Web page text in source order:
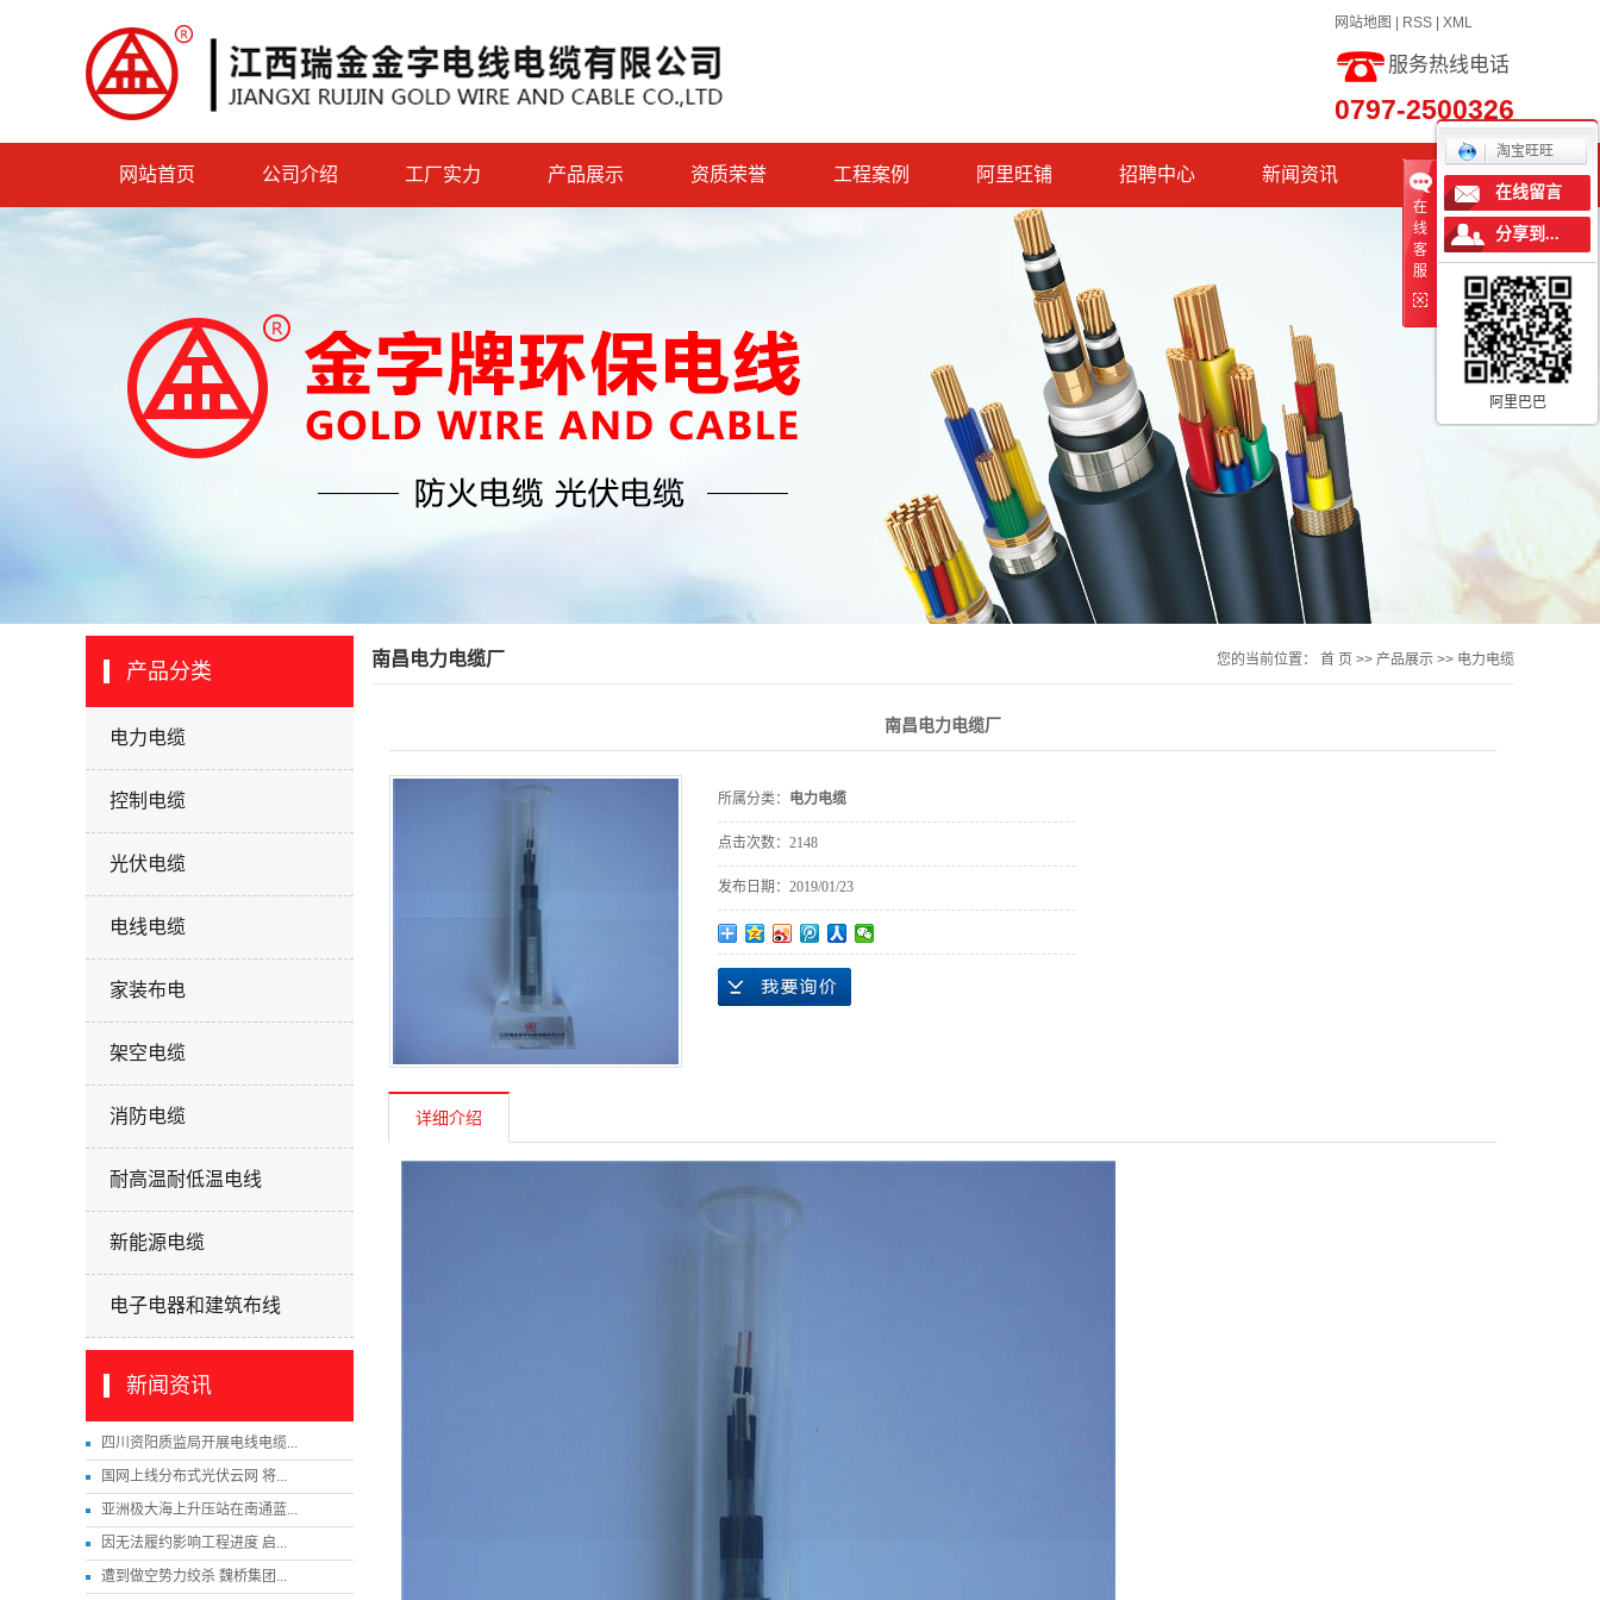
网站地图 RSS XML
服务热线电话
0797-2500326
网站首页 公司介绍
公司简介
企业文化
组织架构
企业掠影
联系我们
工厂实力 产品展示
电线电缆
家装布电
消防电缆
资质荣誉 工程案例 阿里旺铺 招聘中心 新闻资讯
公司公告
联系我们
产品分类
电力电缆
控制电缆
光伏电缆
电线电缆
家装布电
架空电缆
消防电缆
耐高温耐低温电线
新能源电缆
电子电器和建筑布线
新闻资讯
四川资阳质监局开展电线电缆...
国网上线分布式光伏云网 将...
亚洲极大海上升压站在南通蓝...
因无法履约影响工程进度 启...
遭到做空势力绞杀 魏桥集团...
南昌电力电缆厂 您的当前位置： 首 页 >> 产品展示 >> 电力电缆
南昌电力电缆厂
所属分类： 电力电缆
点击次数： 2148
发布日期： 2019/01/23
详细介绍
在
线
客
服
淘宝旺旺
在线留言
分享到...
阿里巴巴